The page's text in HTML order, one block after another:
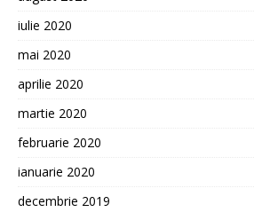
iulie 2020
mai 2020
aprilie 2020
martie 2020
februarie 2020
ianuarie 2020
decembrie 2019